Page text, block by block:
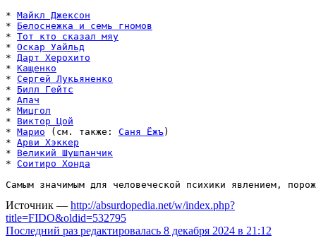
* Майкл Джексон
* Белоснежка и семь гномов
* Тот кто сказал мяу
* Оскар Уайльд
* Дарт Херохито
* Кащенко
* Сергей Лукьяненко
* Билл Гейтс
* Апач
* Мицгол
* Виктор Цой
* Марио (см. также: Саня Ёжъ)
* Арви Хэккер
* Великий Шушпанчик
* Соитиро Хонда
Самым значимым для человеческой психики явлением,
Источник — http://absurdopedia.net/w/index.php?
title=FIDO&oldid=532795
Последний раз редактировалась 8 декабря 2024 в 21:12